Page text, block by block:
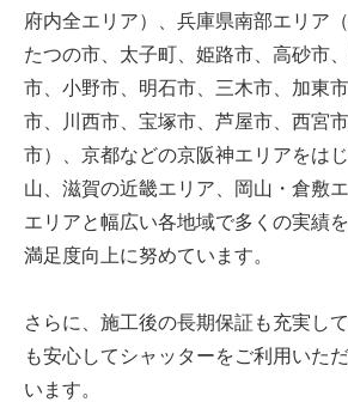
府内全エリア）、兵庫県南部エリア
たつの市、太子町、姫路市、高砂市
市、小野市、明石市、三木市、加東
市、川西市、宝塚市、芦屋市、西宮
市）、京都などの京阪神エリアをは
山、滋賀の近畿エリア、岡山・倉敷
エリアと幅広い各地域で多くの実績
満足度向上に努めています。
さらに、施工後の長期保証も充実し
も安心してシャッターをご利用いた
います。